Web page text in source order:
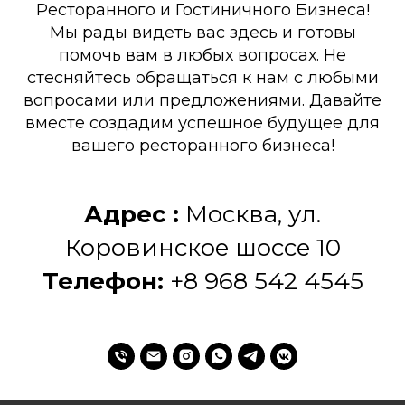
Ресторанного и Гостиничного Бизнеса!
Мы рады видеть вас здесь и готовы
помочь вам в любых вопросах. Не
стесняйтесь обращаться к нам с любыми
вопросами или предложениями. Давайте
вместе создадим успешное будущее для
вашего ресторанного бизнеса!
Адрес : Москва, ул.
Коровинское шоссе 10
Телефон: +8 968 542 4545